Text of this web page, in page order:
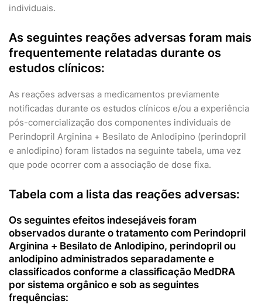
individuais.
As seguintes reações adversas foram mais
frequentemente relatadas durante os
estudos clínicos:
As reações adversas a medicamentos previamente
notificadas durante os estudos clínicos e/ou a experiência
pós-comercialização dos componentes individuais de
Perindopril Arginina + Besilato de Anlodipino (perindopril
e anlodipino) foram listados na seguinte tabela, uma vez
que pode ocorrer com a associação de dose fixa.
Tabela com a lista das reações adversas:
Os seguintes efeitos indesejáveis foram
observados durante o tratamento com Perindopril
Arginina + Besilato de Anlodipino, perindopril ou
anlodipino administrados separadamente e
classificados conforme a classificação MedDRA
por sistema orgânico e sob as seguintes
frequências: